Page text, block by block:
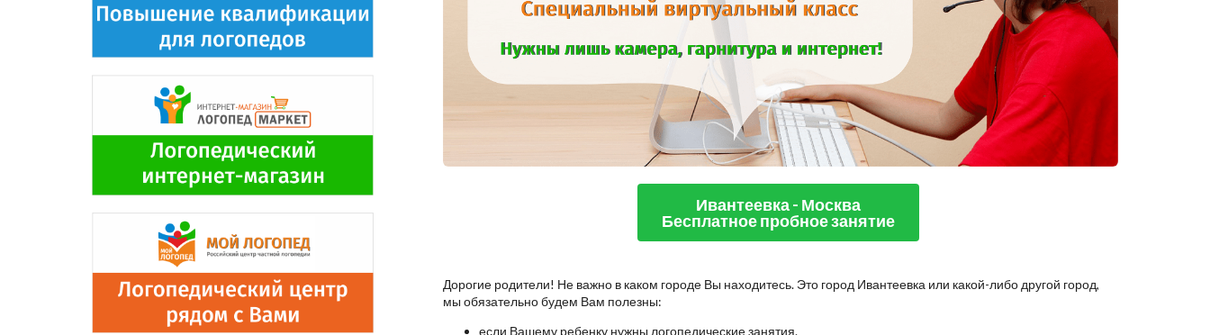
Ивантеевка - Москва
Бесплатное пробное занятие
Дорогие родители! Не важно в каком городе Вы находитесь. Это город Ивантеевка или какой-либо другой город,
мы обязательно будем Вам полезны:
если Вашему ребенку нужны логопедические занятия.